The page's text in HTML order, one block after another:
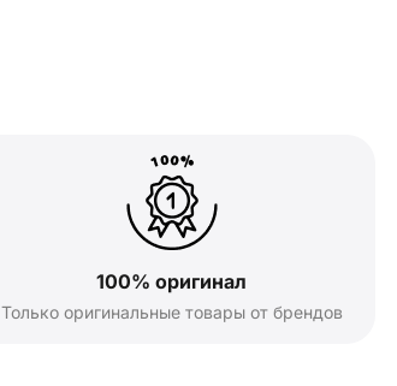
100% оригинал
Только оригинальные товары от брендов